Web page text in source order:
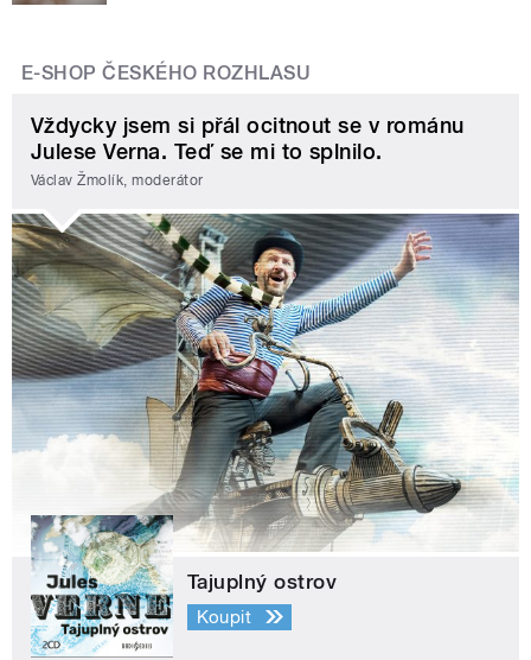
E-SHOP ČESKÉHO ROZHLASU
Vždycky jsem si přál ocitnout se v románu
Julese Verna. Teď se mi to splnilo.
Václav Žmolík, moderátor
Tajuplný ostrov
Koupit